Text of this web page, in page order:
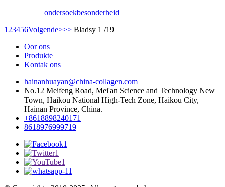
ondersoekbesonderheid
1 23456Volgende>>> Bladsy 1 /19
Oor ons
Produkte
Kontak ons
hainanhuayan@china-collagen.com
No.12 Meifeng Road, Mei'an Science and Technology New
Town, Haikou National High-Tech Zone, Haikou City,
Hainan Province, China.
+8618898240171
8618976999719